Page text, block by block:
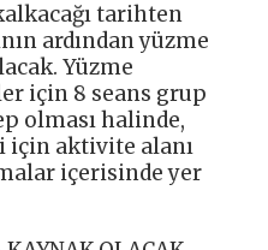
tarihten
ardından yüzme
Yüzme
için 8 seans grup
olması halinde,
aktivite alanı
içerisinde yer